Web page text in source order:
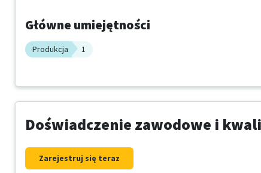
Główne umiejętności
Produkcja 1
Doświadczenie zawodowe i
Zarejestruj się teraz